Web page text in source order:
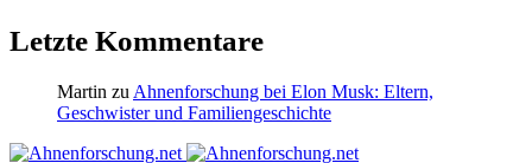
Letzte Kommentare
Martin zu Ahnenforschung bei Elon Musk: Eltern,
Geschwister und Familiengeschichte